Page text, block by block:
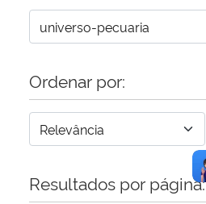
Gabinete de Segurança Institucional
Advocacia-Geral da União
Banco Central do Brasil
Planalto
Ordenar por:
Resultados por página: